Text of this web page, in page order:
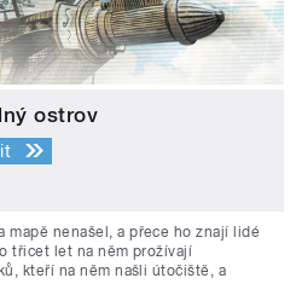
ostrov
mapě nenašel, a přece ho znají lidé
třicet let na něm prožívají
kteří na něm našli útočiště, a